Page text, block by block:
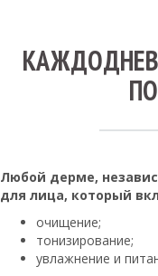
Любой дерме,
для лица, который
очищение;
тонизирование;
увлажнение и